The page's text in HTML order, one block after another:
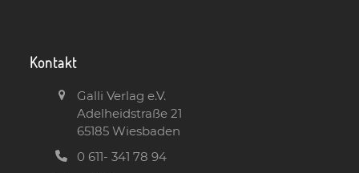
Kontakt
Galli Verlag e.V.
Adelheidstraße 21
65185 Wiesbaden
0 611- 341 78 94